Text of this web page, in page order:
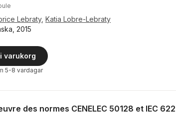
Lebraty, Katia Lobre-Lebraty
2015
varukorg
5-8 vardagar
des normes CENELEC 50128 et IEC